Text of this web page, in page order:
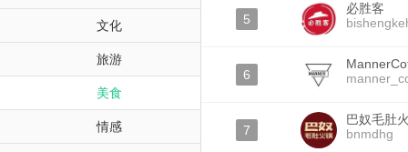
文化
旅游
美食
情感
5
必胜客
6
7
巴奴毛肚
bnmdhg